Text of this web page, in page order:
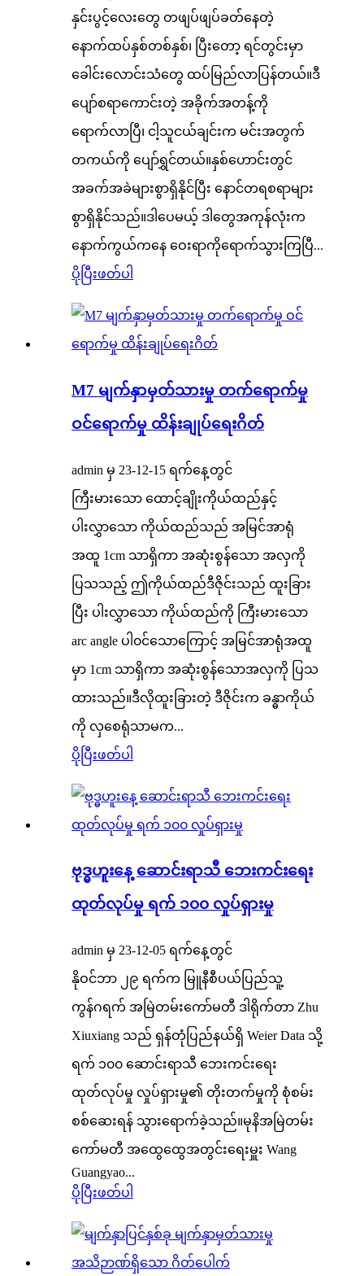
နှင်းပွင့်လေးတွေ တဖျပ်ဖျပ်ခတ်နေတဲ့
နောက်ထပ်နှစ်တစ်နှစ်၊ ပြီးတော့ ရင်တွင်းမှာ
ခေါင်းလောင်းသံတွေ ထပ်မြည်လာပြန်တယ်။ဒီ
ပျော်စရာကောင်းတဲ့ အခိုက်အတန့်ကို
ရောက်လာပြီ၊ ငါ့သူငယ်ချင်းက မင်းအတွက်
တကယ်ကို ပျော်ရွှင်တယ်။နှစ်ဟောင်းတွင်
အခက်အခဲများစွာရှိနိုင်ပြီး နောင်တရစရာများ
စွာရှိနိုင်သည်။ဒါ​ပေမယ့်​ ဒါ​တွေအကုန်​လုံးက ​
နောက်​ကွယ်​က​နေ ​ဝေးရာကို​ရောက်​သွားကြပြီ...
ပိုပြီးဖတ်ပါ
M7 မျက်နှာမှတ်သားမှု တက်ရောက်မှု
ဝင်ရောက်မှု ထိန်းချုပ်ရေးဂိတ်
admin မှ 23-12-15 ရက်နေ့တွင်
ကြီးမားသော ထောင့်ချိုးကိုယ်ထည်နှင့်
ပါးလွှာသော ကိုယ်ထည်သည် အမြင်အာရုံ
အထူ 1cm သာရှိကာ အဆုံးစွန်သော အလှကို
ပြသသည့် ဤကိုယ်ထည်ဒီဇိုင်းသည် ထူးခြား
ပြီး ပါးလွှာသော ကိုယ်ထည်ကို ကြီးမားသော
arc angle ပါ၀င်သောကြောင့် အမြင်အာရုံအထူ
မှာ 1cm သာရှိကာ အဆုံးစွန်သောအလှကို ပြသ
ထားသည်။ဒီလိုထူးခြားတဲ့ ဒီဇိုင်းက ခန္ဓာကိုယ်
ကို လှစေရုံသာမက...
ပိုပြီးဖတ်ပါ
ဗုဒ္ဓဟူးနေ့ ဆောင်းရာသီ ဘေးကင်းရေး
ထုတ်လုပ်မှု ရက် ၁၀၀ လှုပ်ရှားမှု
admin မှ 23-12-05 ရက်နေ့တွင်
နိုဝင်ဘာ ၂၉ ရက်က မြူနီစီပယ်ပြည်သူ့
ကွန်ဂရက် အမြဲတမ်းကော်မတီ ဒါရိုက်တာ Zhu
Xiuxiang သည် ရှန်တုံပြည်နယ်ရှိ Weier Data သို့
ရက် ၁၀၀ ဆောင်းရာသီ ဘေးကင်းရေး
ထုတ်လုပ်မှု လှုပ်ရှားမှု၏ တိုးတက်မှုကို စုံစမ်း
စစ်ဆေးရန် သွားရောက်ခဲ့သည်။မုနိအမြဲတမ်း
ကော်မတီ အထွေထွေအတွင်းရေးမှူး Wang
Guangyao...
ပိုပြီးဖတ်ပါ